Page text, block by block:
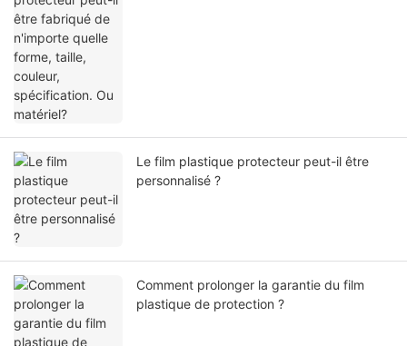
Le film plastique protecteur peut-il être
personnalisé ?
Comment prolonger la garantie du film
plastique de protection ?